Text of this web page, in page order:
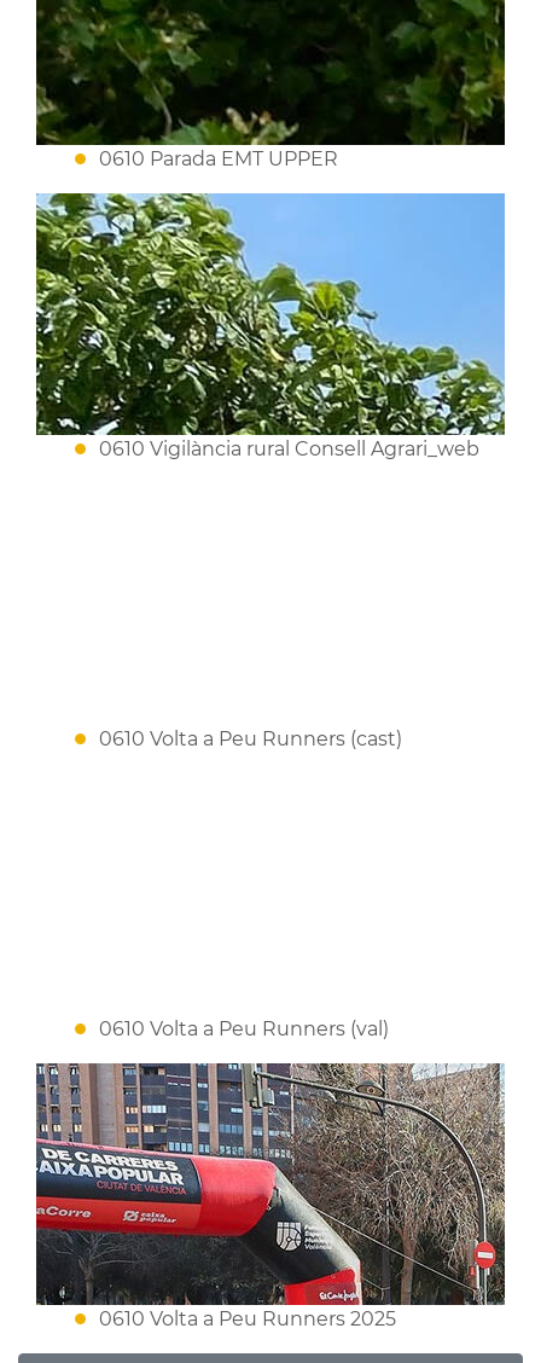
0610 Parada EMT UPPER
0610 Vigilància rural Consell Agrari_web
0610 Volta a Peu Runners (cast)
0610 Volta a Peu Runners (val)
0610 Volta a Peu Runners 2025